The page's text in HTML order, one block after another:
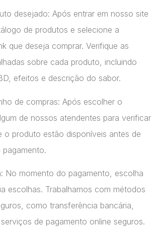
desejado: Após entrar em nosso site
de produtos e selecione a
que deseja comprar. Verifique as
sobre cada produto, incluindo
efeitos e descrição do sabor.
de compras: Após escolher o
de nossos atendentes para verificar
o produto estão disponíveis antes de
pagamento.
No momento do pagamento, escolha
escolhas. Trabalhamos com métodos
como transferência bancária,
de pagamento online seguros.